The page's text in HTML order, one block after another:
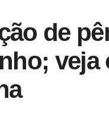
de
veja